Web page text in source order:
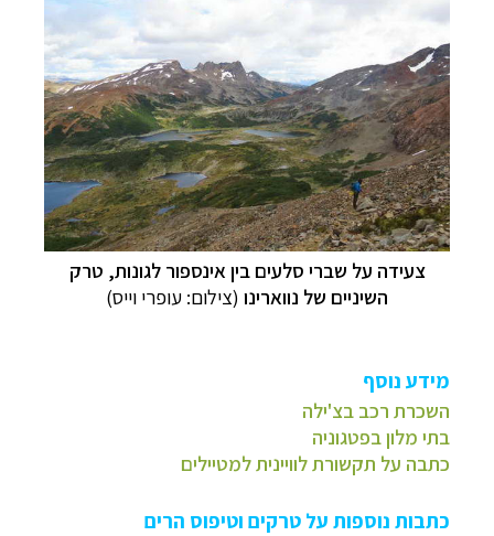
צעידה על שברי סלעים בין אינספור לגונות, טרק
השיניים של נווארינו (צילום: עופרי וייס)
מידע נוסף
השכרת רכב בצ'ילה
בתי מלון בפטגוניה
כתבה על תקשורת לוויינית למטיילים
כתבות נוספות על טרקים וטיפוס הרים